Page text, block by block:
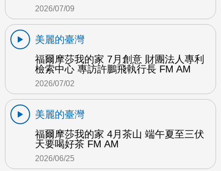
2026/07/09
美麗的臺灣
福爾摩莎我的家 7月創意 財團法人專利
檢索中心 專訪許鵬飛執行長 FM AM
2026/07/02
美麗的臺灣
福爾摩莎我的家 4月茶山 端午夏至三伏
天要喝好茶 FM AM
2026/06/25